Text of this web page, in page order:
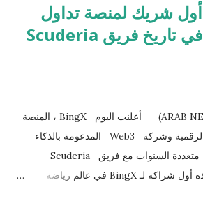
تصبح BingX أول شريك لمنصة تداول
عملات رقمية في تاريخ فريق Scuderia
مدينة بنما، (ARAB NEWSWIRE) – أعلنت اليوم BingX ، المنصة
الرائدة لتداول العملات الرقمية وشركة Web3 المدعومة بالذكاء
الاصطناعي، عن شراكة متعددة السنوات مع فريق Scuderia
Ferrari HP ، لتكون هذه أول شراكة لـ BingX في عالم رياضة